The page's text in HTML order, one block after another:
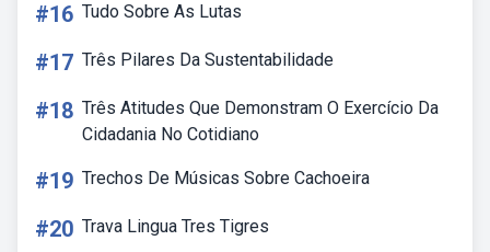
#16 Tudo Sobre As Lutas
#17 Três Pilares Da Sustentabilidade
#18 Três Atitudes Que Demonstram O Exercício Da
Cidadania No Cotidiano
#19 Trechos De Músicas Sobre Cachoeira
#20 Trava Lingua Tres Tigres